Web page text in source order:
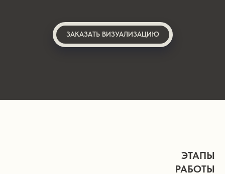
ЗАКАЗАТЬ ВИЗУАЛИЗАЦИЮ
ЭТАПЫ
РАБОТЫ